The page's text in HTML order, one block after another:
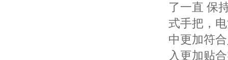
了一直 保
式手把，
中更加符
入更加贴